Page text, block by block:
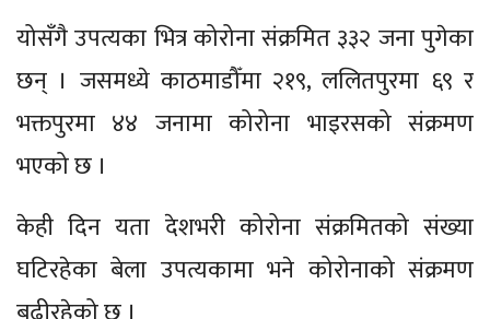
योसँगै उपत्यका भित्र कोरोना संक्रमित ३३२ जना पुगेका
छन् । जसमध्ये काठमाडौँमा २१९, ललितपुरमा ६९ र
भक्तपुरमा ४४ जनामा कोरोना भाइरसको संक्रमण
भएको छ ।
केही दिन यता देशभरी कोरोना संक्रमितको संख्या
घटिरहेका बेला उपत्यकामा भने कोरोनाको संक्रमण